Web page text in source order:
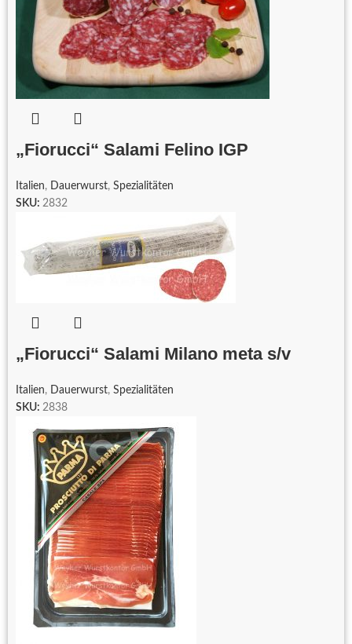
„Fiorucci“ Salami Felino IGP
Italien, Dauerwurst, Spezialitäten
SKU: 2832
„Fiorucci“ Salami Milano meta s/v
Italien, Dauerwurst, Spezialitäten
SKU: 2838